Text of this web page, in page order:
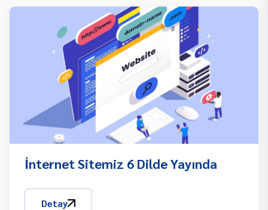
İnternet Sitemiz 6 Dilde Yayında
Detay